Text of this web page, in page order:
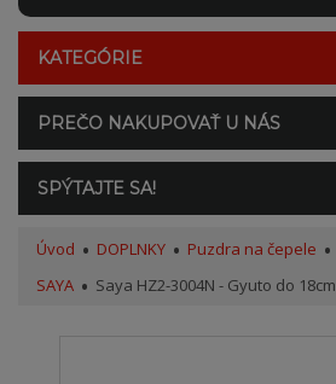
KATEGÓRIE
PREČO NAKUPOVAŤ U NÁS
SPÝTAJTE SA!
Úvod DOPLNKY Puzdra na čepele
SAYA
Saya HZ2-3004N - Gyuto do 18cm